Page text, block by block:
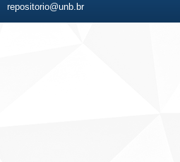
repositorio@unb.br